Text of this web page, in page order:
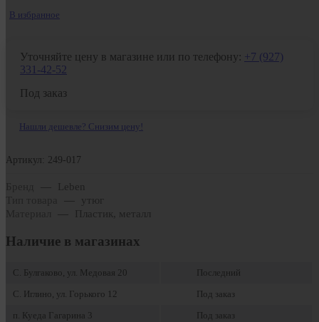
В избранное
Уточняйте цену в магазине или по телефону: +7 (927)
331-42-52
Под заказ
Нашли дешевле? Снизим цену!
Артикул: 249-017
—
Leben
—
утюг
— Пластик, металл
Наличие в магазинах
С. Булгаково, ул. Медовая 20
Последний
С. Иглино, ул. Горького 12
Под заказ
п. Куеда Гагарина 3
Под заказ